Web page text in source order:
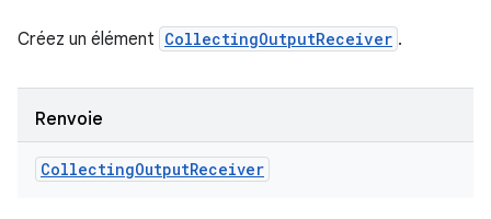
Créez un élément CollectingOutputReceiver .
Renvoie
CollectingOutputReceiver